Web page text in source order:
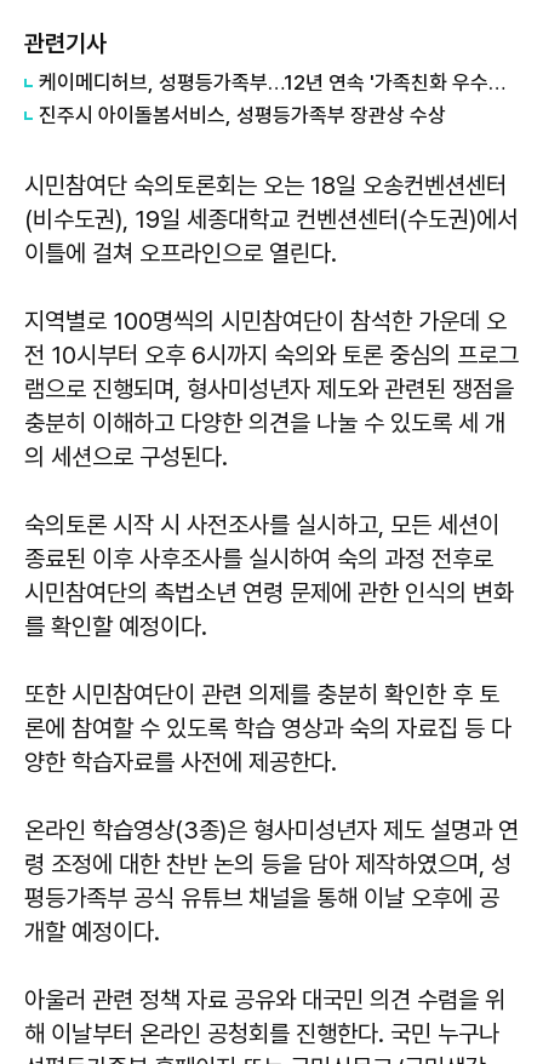
관련기사
케이메디허브, 성평등가족부…12년 연속 '가족친화 우수기관' 지정
진주시 아이돌봄서비스, 성평등가족부 장관상 수상
시민참여단 숙의토론회는 오는 18일 오송컨벤션센터
(비수도권), 19일 세종대학교 컨벤션센터(수도권)에서
이틀에 걸쳐 오프라인으로 열린다.
지역별로 100명씩의 시민참여단이 참석한 가운데 오
전 10시부터 오후 6시까지 숙의와 토론 중심의 프로그
램으로 진행되며, 형사미성년자 제도와 관련된 쟁점을
충분히 이해하고 다양한 의견을 나눌 수 있도록 세 개
의 세션으로 구성된다.
숙의토론 시작 시 사전조사를 실시하고, 모든 세션이
종료된 이후 사후조사를 실시하여 숙의 과정 전후로
시민참여단의 촉법소년 연령 문제에 관한 인식의 변화
를 확인할 예정이다.
또한 시민참여단이 관련 의제를 충분히 확인한 후 토
론에 참여할 수 있도록 학습 영상과 숙의 자료집 등 다
양한 학습자료를 사전에 제공한다.
온라인 학습영상(3종)은 형사미성년자 제도 설명과 연
령 조정에 대한 찬반 논의 등을 담아 제작하였으며, 성
평등가족부 공식 유튜브 채널을 통해 이날 오후에 공
개할 예정이다.
아울러 관련 정책 자료 공유와 대국민 의견 수렴을 위
해 이날부터 온라인 공청회를 진행한다. 국민 누구나